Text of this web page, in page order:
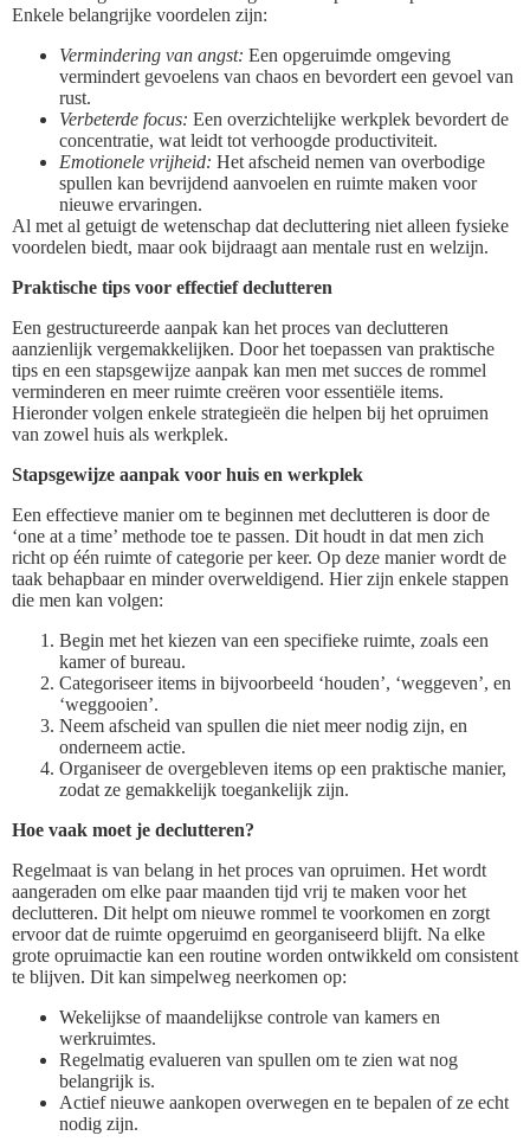
Enkele belangrijke voordelen zijn:
Vermindering van angst: Een opgeruimde omgeving
vermindert gevoelens van chaos en bevordert een gevoel van
rust.
Verbeterde focus: Een overzichtelijke werkplek bevordert de
concentratie, wat leidt tot verhoogde productiviteit.
Emotionele vrijheid: Het afscheid nemen van overbodige
spullen kan bevrijdend aanvoelen en ruimte maken voor
nieuwe ervaringen.
Al met al getuigt de wetenschap dat decluttering niet alleen fysieke
voordelen biedt, maar ook bijdraagt aan mentale rust en welzijn.
Praktische tips voor effectief declutteren
Een gestructureerde aanpak kan het proces van declutteren
aanzienlijk vergemakkelijken. Door het toepassen van praktische
tips en een stapsgewijze aanpak kan men met succes de rommel
verminderen en meer ruimte creëren voor essentiële items.
Hieronder volgen enkele strategieën die helpen bij het opruimen
van zowel huis als werkplek.
Stapsgewijze aanpak voor huis en werkplek
Een effectieve manier om te beginnen met declutteren is door de
‘one at a time’ methode toe te passen. Dit houdt in dat men zich
richt op één ruimte of categorie per keer. Op deze manier wordt de
taak behapbaar en minder overweldigend. Hier zijn enkele stappen
die men kan volgen:
Begin met het kiezen van een specifieke ruimte, zoals een
kamer of bureau.
Categoriseer items in bijvoorbeeld ‘houden’, ‘weggeven’, en
‘weggooien’.
Neem afscheid van spullen die niet meer nodig zijn, en
onderneem actie.
Organiseer de overgebleven items op een praktische manier,
zodat ze gemakkelijk toegankelijk zijn.
Hoe vaak moet je declutteren?
Regelmaat is van belang in het proces van opruimen. Het wordt
aangeraden om elke paar maanden tijd vrij te maken voor het
declutteren. Dit helpt om nieuwe rommel te voorkomen en zorgt
ervoor dat de ruimte opgeruimd en georganiseerd blijft. Na elke
grote opruimactie kan een routine worden ontwikkeld om consistent
te blijven. Dit kan simpelweg neerkomen op:
Wekelijkse of maandelijkse controle van kamers en
werkruimtes.
Regelmatig evalueren van spullen om te zien wat nog
belangrijk is.
Actief nieuwe aankopen overwegen en te bepalen of ze echt
nodig zijn.